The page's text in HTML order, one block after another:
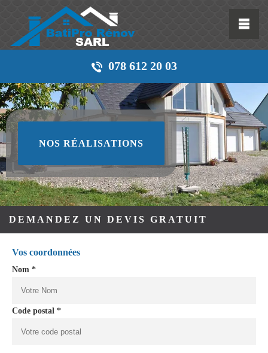
078 612 20 03
NOS RÉALISATIONS
DEMANDEZ UN DEVIS GRATUIT
Vos coordonnées
Nom *
Code postal *